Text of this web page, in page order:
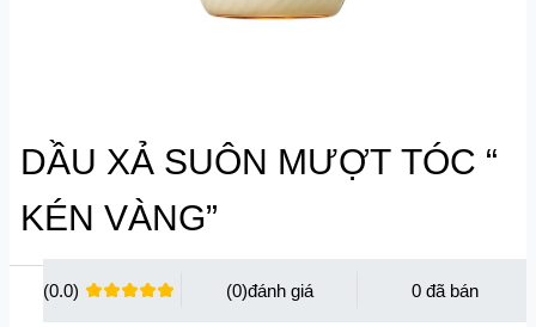
0
(0)
(0.0)
DẦU XẢ SUÔN MƯỢT TÓC “
KÉN VÀNG”